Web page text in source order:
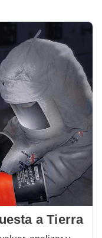
a Tierra